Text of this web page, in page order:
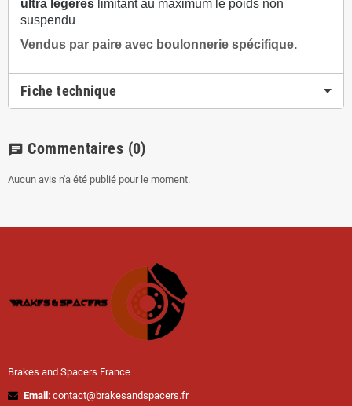
ultra légères limitant au maximum le poids non
suspendu
Vendus par paire avec boulonnerie spécifique.
Fiche technique
chat Commentaires (0)
Aucun avis n'a été publié pour le moment.
Brakes and Spacers France
Email : contact@brakesandspacers.fr